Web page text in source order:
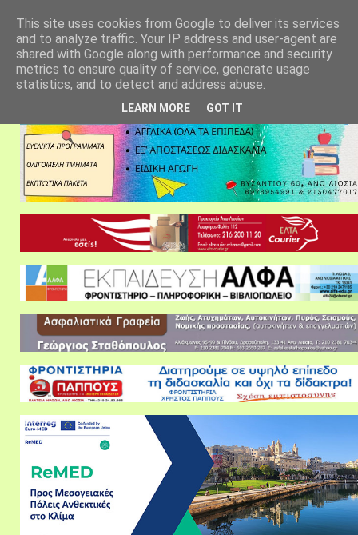
This site uses cookies from Google to deliver its services
and to analyze traffic. Your IP address and user-agent are
shared with Google along with performance and security
metrics to ensure quality of service, generate usage
statistics, and to detect and address abuse.
LEARN MORE GOT IT